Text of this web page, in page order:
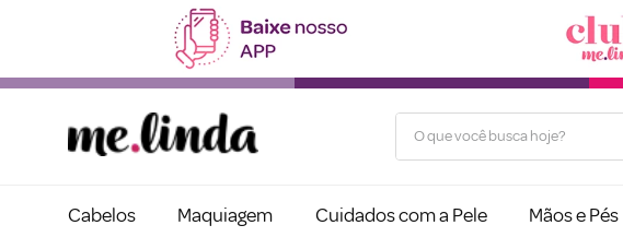
O que você busca hoje?
Cabelos Maquiagem Cuidados com a Pele Mãos e Pés